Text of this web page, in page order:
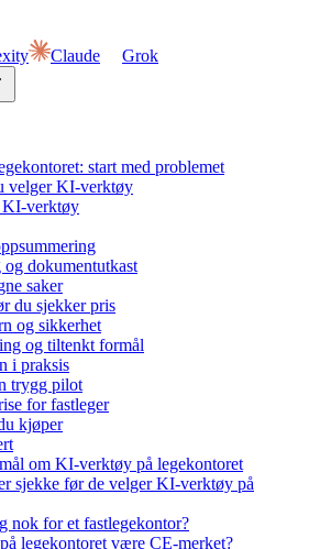
Claude Grok
start med problemet
velger KI-verktøy
KI-verktøy
dokumentutkast
saker
du sjekker pris
og sikkerhet
og tiltenkt formål
i praksis
trygg pilot
for fastleger
kjøper
om KI-verktøy på legekontoret
sjekke før de velger KI-verktøy på
nok for et fastlegekontor?
legekontoret være CE-merket?